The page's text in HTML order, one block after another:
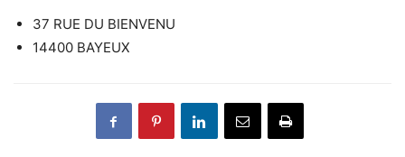
37 RUE DU BIENVENU
14400 BAYEUX